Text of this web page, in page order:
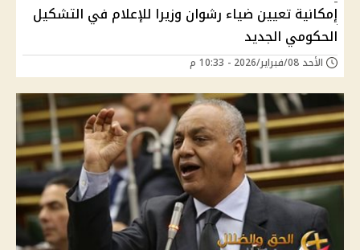
إمكانية تعيين ضياء رشوان وزيرا للإعلام في التشكيل
الحكومي الجديد
الأحد 08/فبراير/2026 - 10:33 م